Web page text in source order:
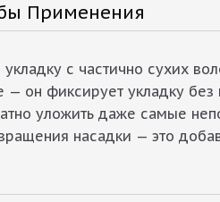
Применения
с частично сухих
он фиксирует укладку без
уложить даже самые
насадки — это